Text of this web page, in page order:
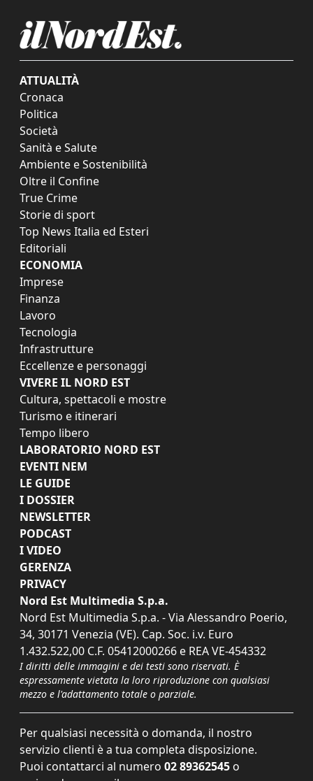
ATTUALITÀ
Cronaca
Politica
Società
Sanità e Salute
Ambiente e Sostenibilità
Oltre il Confine
True Crime
Storie di sport
Top News Italia ed Esteri
Editoriali
ECONOMIA
Imprese
Finanza
Lavoro
Tecnologia
Infrastrutture
Eccellenze e personaggi
VIVERE IL NORD EST
Cultura, spettacoli e mostre
Turismo e itinerari
Tempo libero
LABORATORIO NORD EST
EVENTI NEM
LE GUIDE
I DOSSIER
NEWSLETTER
PODCAST
I VIDEO
GERENZA
PRIVACY
Nord Est Multimedia S.p.a.
Nord Est Multimedia S.p.a. - Via Alessandro Poerio,
34, 30171 Venezia (VE). Cap. Soc. i.v. Euro
1.432.522,00 C.F. 05412000266 e REA VE-454332
I diritti delle immagini e dei testi sono riservati. È
espressamente vietata la loro riproduzione con qualsiasi
mezzo e l'adattamento totale o parziale.
Per qualsiasi necessità o domanda, il nostro
servizio clienti è a tua completa disposizione.
Puoi contattarci al numero 02 89362545 o